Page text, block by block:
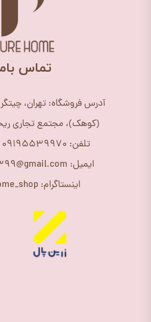
​تماس
آدرس فروشگاه: تهران،
(کوهک)، مجتمع تجاری
تلفن: 09195539970 (10 الی 18 )
ایمیل: purehome1399@gmail.com
اینستاگرام: purehome_shop@